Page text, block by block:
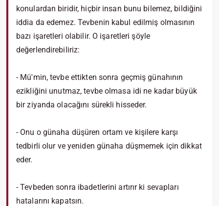
konulardan biridir, hiçbir insan bunu bilemez, bildiğini
iddia da edemez. Tevbenin kabul edilmiş olmasının
bazı işaretleri olabilir. O işaretleri şöyle
değerlendirebiliriz:
- Mü'min, tevbe ettikten sonra geçmiş günahının
ezikliğini unutmaz, tevbe olmasa idi ne kadar büyük
bir ziyanda olacağını sürekli hisseder.
- Onu o günaha düşüren ortam ve kişilere karşı
tedbirli olur ve yeniden günaha düşmemek için dikkat
eder.
- Tevbeden sonra ibadetlerini artırır ki sevapları
hatalarını kapatsın.